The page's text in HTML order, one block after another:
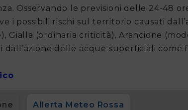
Osservando le previsioni delle 24-48
i possibili rischi sul territorio causati
Gialla (ordinaria criticità), Arancione
delle acque superficiali
Allerta Meteo Rossa